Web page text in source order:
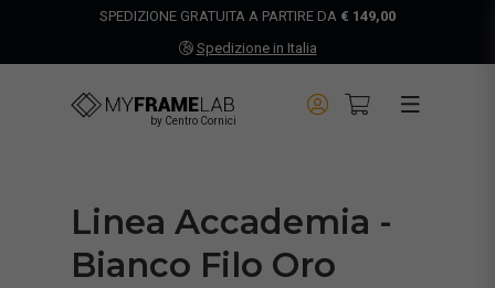
SPEDIZIONE GRATUITA A PARTIRE DA € 149,00
Spedizione in Italia
by Centro Cornici
Linea Accademia -
Bianco Filo Oro